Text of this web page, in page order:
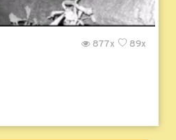
89x
877x